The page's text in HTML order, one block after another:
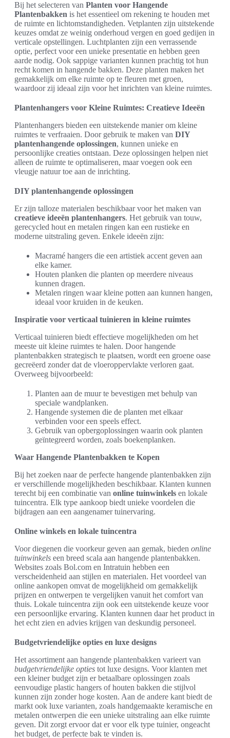
Bij het selecteren van Planten voor Hangende
Plantenbakken is het essentieel om rekening te houden met
de ruimte en lichtomstandigheden. Vetplanten zijn uitstekende
keuzes omdat ze weinig onderhoud vergen en goed gedijen in
verticale opstellingen. Luchtplanten zijn een verrassende
optie, perfect voor een unieke presentatie en hebben geen
aarde nodig. Ook sappige varianten kunnen prachtig tot hun
recht komen in hangende bakken. Deze planten maken het
gemakkelijk om elke ruimte op te fleuren met groen,
waardoor zij ideaal zijn voor het inrichten van kleine ruimtes.
Plantenhangers voor Kleine Ruimtes: Creatieve Ideeën
Plantenhangers bieden een uitstekende manier om kleine
ruimtes te verfraaien. Door gebruik te maken van DIY
plantenhangende oplossingen, kunnen unieke en
persoonlijke creaties ontstaan. Deze oplossingen helpen niet
alleen de ruimte te optimaliseren, maar voegen ook een
vleugje natuur toe aan de inrichting.
DIY plantenhangende oplossingen
Er zijn talloze materialen beschikbaar voor het maken van
creatieve ideeën plantenhangers. Het gebruik van touw,
gerecycled hout en metalen ringen kan een rustieke en
moderne uitstraling geven. Enkele ideeën zijn:
Macramé hangers die een artistiek accent geven aan
elke kamer.
Houten planken die planten op meerdere niveaus
kunnen dragen.
Metalen ringen waar kleine potten aan kunnen hangen,
ideaal voor kruiden in de keuken.
Inspiratie voor verticaal tuinieren in kleine ruimtes
Verticaal tuinieren biedt effectieve mogelijkheden om het
meeste uit kleine ruimtes te halen. Door hangende
plantenbakken strategisch te plaatsen, wordt een groene oase
gecreëerd zonder dat de vloeroppervlakte verloren gaat.
Overweeg bijvoorbeeld:
Planten aan de muur te bevestigen met behulp van
speciale wandplanken.
Hangende systemen die de planten met elkaar
verbinden voor een speels effect.
Gebruik van opbergoplossingen waarin ook planten
geïntegreerd worden, zoals boekenplanken.
Waar Hangende Plantenbakken te Kopen
Bij het zoeken naar de perfecte hangende plantenbakken zijn
er verschillende mogelijkheden beschikbaar. Klanten kunnen
terecht bij een combinatie van online tuinwinkels en lokale
tuincentra. Elk type aankoop biedt unieke voordelen die
bijdragen aan een aangenamer tuinervaring.
Online winkels en lokale tuincentra
Voor diegenen die voorkeur geven aan gemak, bieden online
tuinwinkels een breed scala aan hangende plantenbakken.
Websites zoals Bol.com en Intratuin hebben een
verscheidenheid aan stijlen en materialen. Het voordeel van
online aankopen omvat de mogelijkheid om gemakkelijk
prijzen en ontwerpen te vergelijken vanuit het comfort van
thuis. Lokale tuincentra zijn ook een uitstekende keuze voor
een persoonlijke ervaring. Klanten kunnen daar het product in
het echt zien en advies krijgen van deskundig personeel.
Budgetvriendelijke opties en luxe designs
Het assortiment aan hangende plantenbakken varieert van
budgetvriendelijke opties tot luxe designs. Voor klanten met
een kleiner budget zijn er betaalbare oplossingen zoals
eenvoudige plastic hangers of houten bakken die stijlvol
kunnen zijn zonder hoge kosten. Aan de andere kant biedt de
markt ook luxe varianten, zoals handgemaakte keramische en
metalen ontwerpen die een unieke uitstraling aan elke ruimte
geven. Dit zorgt ervoor dat er voor elk type tuinier, ongeacht
het budget, de perfecte bak te vinden is.